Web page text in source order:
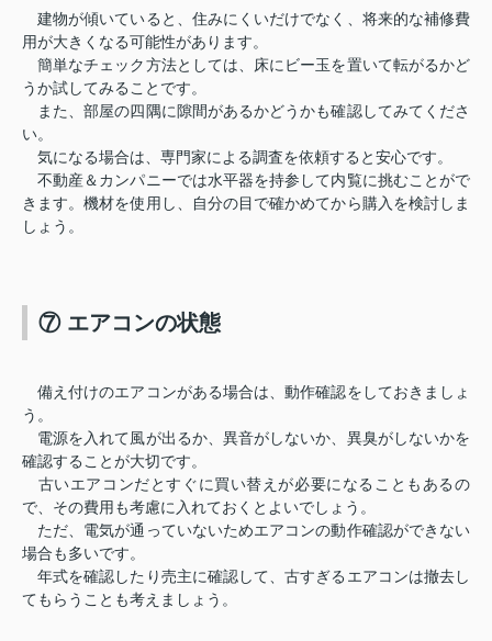
建物が傾いていると、住みにくいだけでなく、将来的な補修費
用が大きくなる可能性があります。
簡単なチェック方法としては、床にビー玉を置いて転がるかど
うか試してみることです。
また、部屋の四隅に隙間があるかどうかも確認してみてくださ
い。
気になる場合は、専門家による調査を依頼すると安心です。
不動産＆カンパニーでは水平器を持参して内覧に挑むことがで
きます。機材を使用し、自分の目で確かめてから購入を検討しま
しょう。
⑦ エアコンの状態
備え付けのエアコンがある場合は、動作確認をしておきましょ
う。
電源を入れて風が出るか、異音がしないか、異臭がしないかを
確認することが大切です。
古いエアコンだとすぐに買い替えが必要になることもあるの
で、その費用も考慮に入れておくとよいでしょう。
ただ、電気が通っていないためエアコンの動作確認ができない
場合も多いです。
年式を確認したり売主に確認して、古すぎるエアコンは撤去し
てもらうことも考えましょう。